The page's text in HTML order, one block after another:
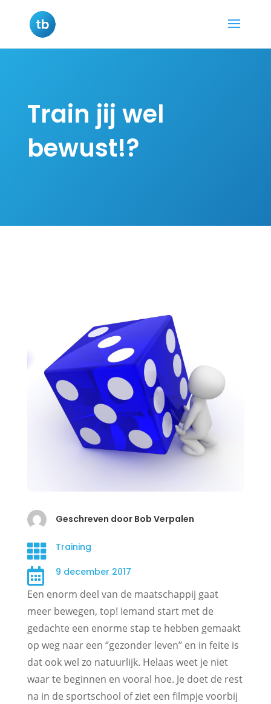
Train jij wel
bewust!?
Geschreven door Bob Verpalen
 Training
 9 december 2017
Een enorm deel van de maatschappij gaat
meer bewegen, top! Iemand start met de
gedachte een enorme stap te hebben gemaakt
op weg naar een ‘’gezonder leven’’ en in feite is
dat ook wel zo natuurlijk. Helaas weet je niet
waar te beginnen en vooral hoe. Je doet de rest
na in de sportschool of ziet een filmpje voorbij